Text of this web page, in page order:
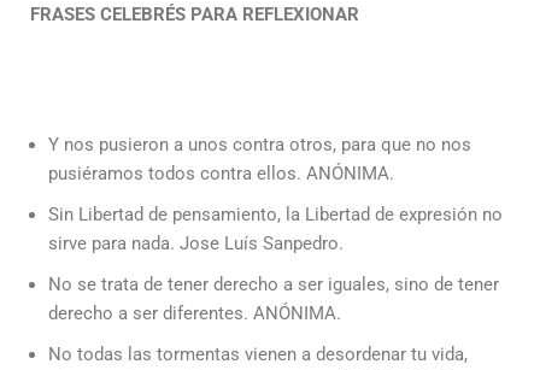
FRASES CELEBRÉS PARA REFLEXIONAR
Y nos pusieron a unos contra otros, para que no nos
pusiéramos todos contra ellos. ANÓNIMA.
Sin Libertad de pensamiento, la Libertad de expresión no
sirve para nada. Jose Luís Sanpedro.
No se trata de tener derecho a ser iguales, sino de tener
derecho a ser diferentes. ANÓNIMA.
No todas las tormentas vienen a desordenar tu vida,